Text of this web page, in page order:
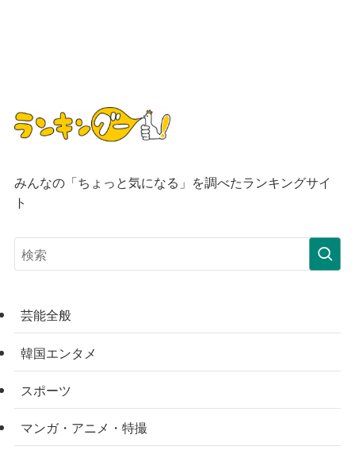
みんなの「ちょっと気になる」を調べたランキングサイ
ト
芸能全般
韓国エンタメ
スポーツ
マンガ・アニメ・特撮